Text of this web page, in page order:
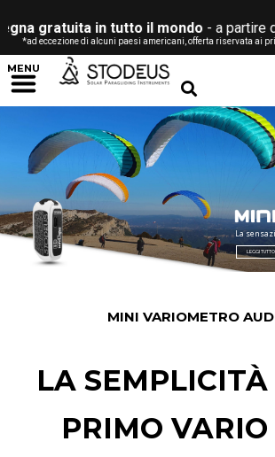
in tutto il mondo- a partire da €
di alcuni paesi americani, offerta riservata ai privati (vedi
MENU
La
LEGGI TUTTO
MINI VARIOMETRO
LA
PRIMO VARIO